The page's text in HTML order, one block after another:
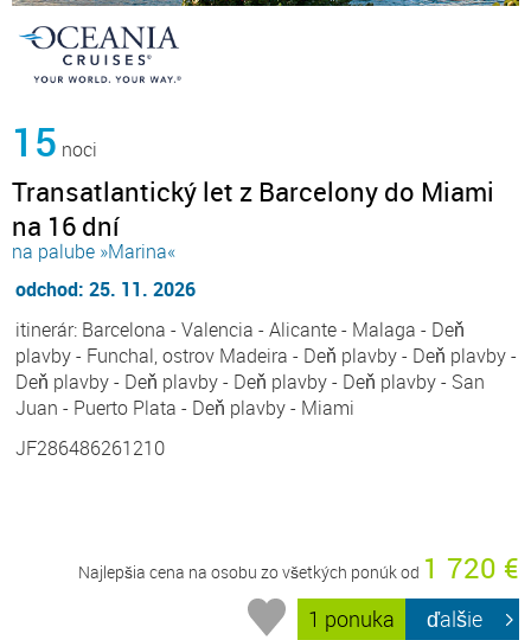
15 noci
Transatlantický let z Barcelony do Miami
na 16 dní
na palube »Marina«
odchod: 25. 11. 2026
itinerár: Barcelona - Valencia - Alicante - Malaga - Deň
plavby - Funchal, ostrov Madeira - Deň plavby - Deň plavby -
Deň plavby - Deň plavby - Deň plavby - Deň plavby - San
Juan - Puerto Plata - Deň plavby - Miami
JF286486261210
Najlepšia cena na osobu zo všetkých ponúk od 1 720 €
1 ponuka ďalšie